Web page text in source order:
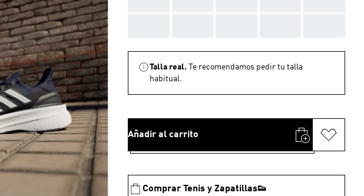
Talla real.
Te recomendamos pedir tu talla
habitual.
Añadir al carrito
Comprar Tenis y Zapatillas👟